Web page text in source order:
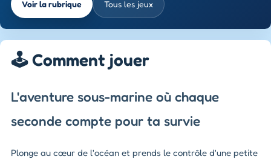
Voir la rubrique Tous les jeux
🕹️ Comment jouer
L'aventure sous-marine où chaque
seconde compte pour ta survie
Plonge au cœur de l'océan et prends le contrôle d'une petite